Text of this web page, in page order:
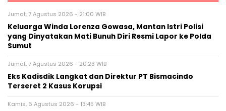
Jumat, 7 Agustus 2026 - 21:00 WIB
Keluarga Winda Lorenza Gowasa, Mantan Istri Polisi
yang Dinyatakan Mati Bunuh Diri Resmi Lapor ke Polda
Sumut
Jumat, 7 Agustus 2026 - 20:23 WIB
Eks Kadisdik Langkat dan Direktur PT Bismacindo
Terseret 2 Kasus Korupsi
Kamis, 6 Agustus 2026 - 13:45 WIB